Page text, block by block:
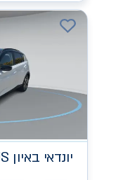
יונדאי PRIME PLUS באיון